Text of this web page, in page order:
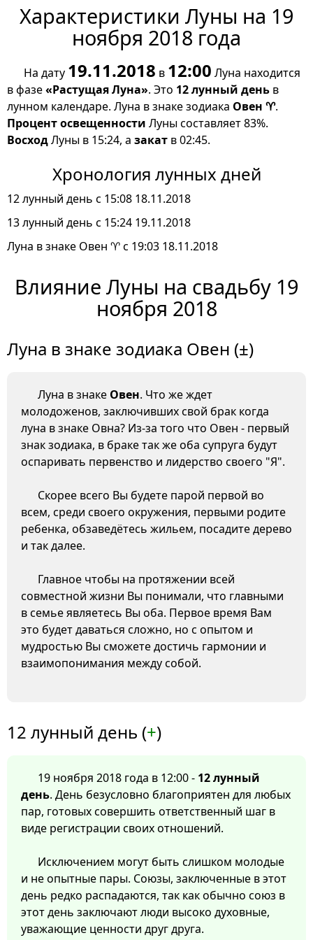
Характеристики Луны на 19
ноября 2018 года
На дату 19.11.2018 в 12:00 Луна находится
в фазе«Растущая Луна». Это 12 лунный день в
лунном календаре. Луна в знаке зодиака Овен ♈.
Процент освещенности Луны составляет 83%.
ВосходЛуны в 15:24, а закат в 02:45.
Хронология лунных дней
12 лунный день с 15:08 18.11.2018
13 лунный день с 15:24 19.11.2018
Луна в знаке Овен ♈ с 19:03 18.11.2018
Влияние Луны на свадьбу 19
ноября 2018
Луна в знаке зодиака Овен (±)
Луна в знаке Овен. Что же ждет
молодоженов, заключивших свой брак когда
луна в знаке Овна? Из-за того что Овен - первый
знак зодиака, в браке так же оба супруга будут
оспаривать первенство и лидерство своего "Я".
Скорее всего Вы будете парой первой во
всем, среди своего окружения, первыми родите
ребенка, обзаведётесь жильем, посадите дерево
и так далее.
Главное чтобы на протяжении всей
совместной жизни Вы понимали, что главными
в семье являетесь Вы оба. Первое время Вам
это будет даваться сложно, но с опытом и
мудростью Вы сможете достичь гармонии и
взаимопонимания между собой.
12 лунный день (+)
19 ноября 2018 года в 12:00 - 12 лунный
день. День безусловно благоприятен для любых
пар, готовых совершить ответственный шаг в
виде регистрации своих отношений.
Исключением могут быть слишком молодые
и не опытные пары. Союзы, заключенные в этот
день редко распадаются, так как обычно союз в
этот день заключают люди высоко духовные,
уважающие ценности друг друга.